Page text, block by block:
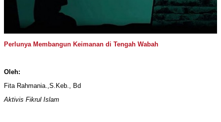
Perlunya Membangun Keimanan di Tengah Wabah
Oleh:
Fita Rahmania.,S.Keb., Bd
Aktivis Fikrul Islam